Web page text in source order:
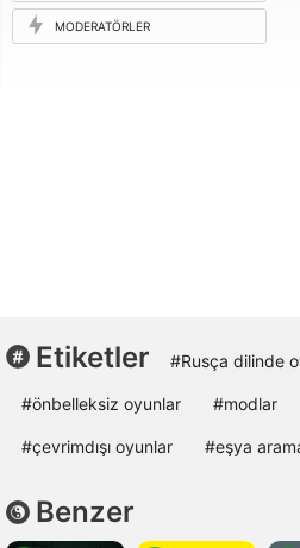
ISTEĞI
MODERATÖRLER
Etiketler #Rusça dilinde
#önbelleksiz oyunlar #modlar
#çevrimdışı oyunlar #eşya
Benzer